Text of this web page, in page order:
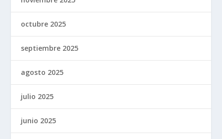
octubre 2025
septiembre 2025
agosto 2025
julio 2025
junio 2025